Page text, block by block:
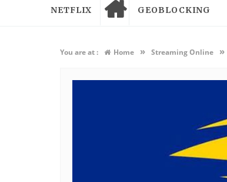
NETFLIX GEOBLOCKING
You are at : Home » Streaming Online »